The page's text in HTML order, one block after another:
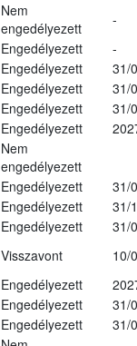
Nem
engedélyezett
-
Engedélyezett
-
Engedélyezett
31/
Engedélyezett
31/
Engedélyezett
31/
Engedélyezett
Nem
engedélyezett
Engedélyezett
31/
Engedélyezett
31/
Engedélyezett
31/
Visszavont
10/
Engedélyezett
Engedélyezett
31/
Engedélyezett
31/